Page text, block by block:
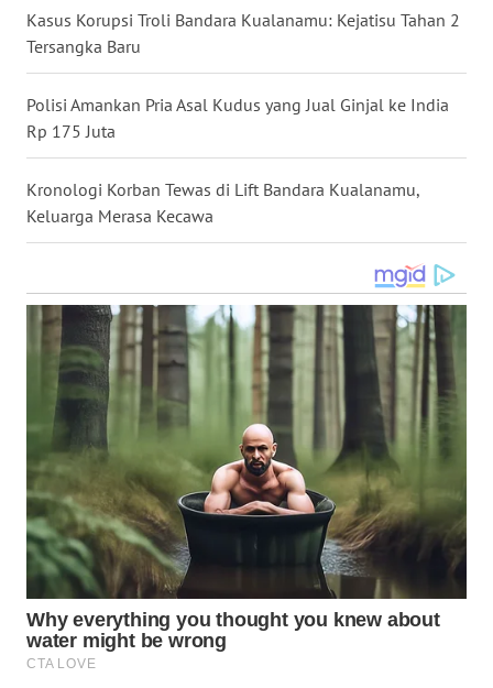
Kasus Korupsi Troli Bandara Kualanamu: Kejatisu Tahan 2
Tersangka Baru
Polisi Amankan Pria Asal Kudus yang Jual Ginjal ke India
Rp 175 Juta
Kronologi Korban Tewas di Lift Bandara Kualanamu,
Keluarga Merasa Kecawa
WN
JATIM
WN
WN
WN
KALTENG
WN
KALTARA
WN
KALSEL
WN
KALTIM
WN
SULSEL